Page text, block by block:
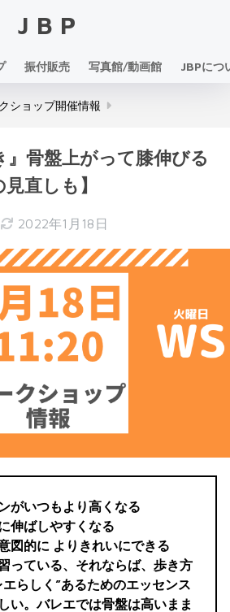
JBP
振付販売 写真館/動画館 JBPにつ
ショップ開催情報
』骨盤上がって膝伸びる
直しも】
2022年1月18日
がいつもより高くなる
伸ばしやすくなる
図的に よりきれいにできる
っている、それならば、歩き方
らしく”あるためのエッセンス
い。バレエでは骨盤は高いまま